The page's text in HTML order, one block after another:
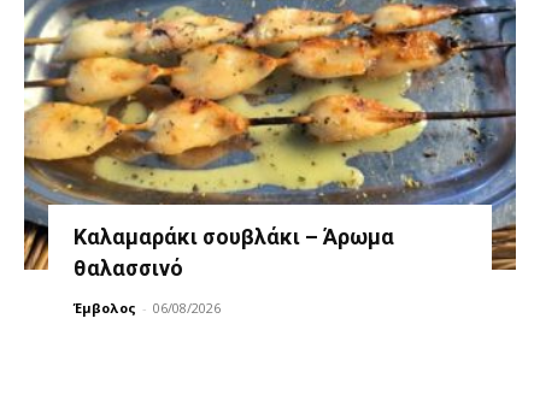
Καλαμαράκι σουβλάκι – Άρωμα
θαλασσινό
Έμβολος - 06/08/2026